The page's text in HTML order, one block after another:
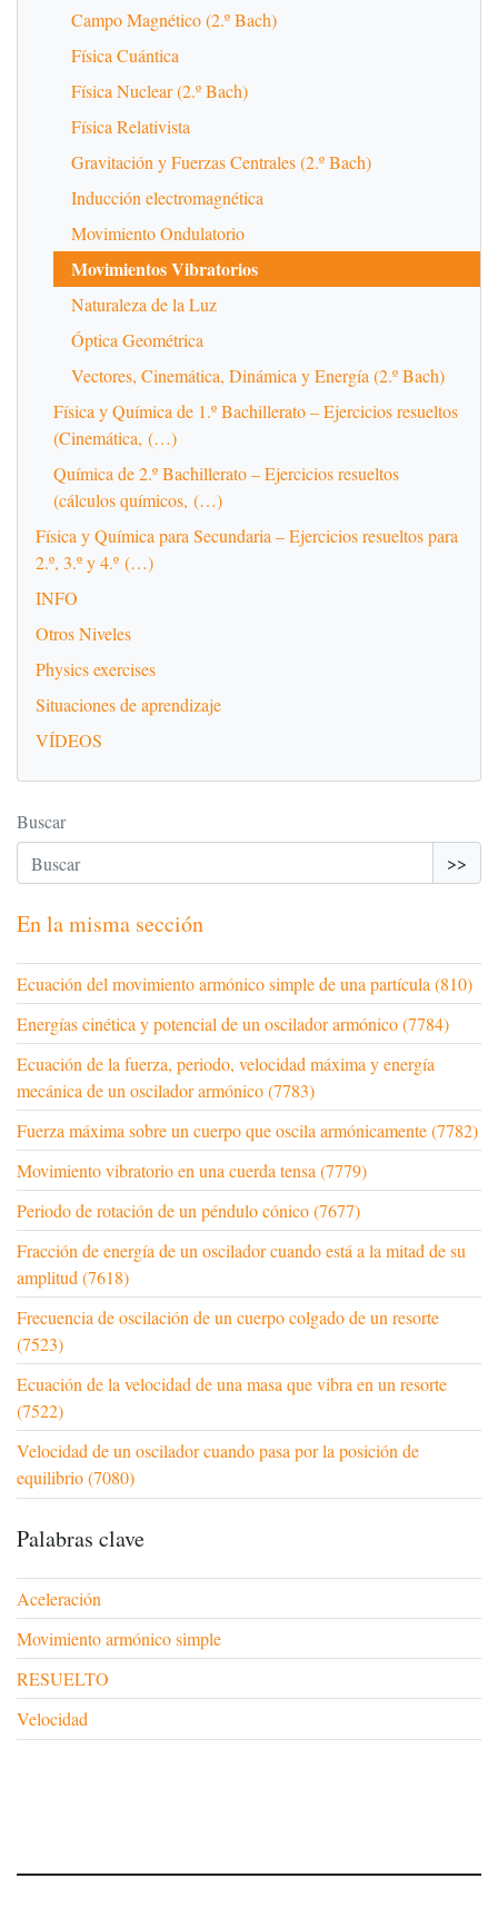
Campo Magnético (2.º Bach)
Física Cuántica
Física Nuclear (2.º Bach)
Física Relativista
Gravitación y Fuerzas Centrales (2.º Bach)
Inducción electromagnética
Movimiento Ondulatorio
Movimientos Vibratorios
Naturaleza de la Luz
Óptica Geométrica
Vectores, Cinemática, Dinámica y Energía (2.º Bach)
Física y Química de 1.º Bachillerato – Ejercicios resueltos
(Cinemática, (…)
Química de 2.º Bachillerato – Ejercicios resueltos
(cálculos químicos, (…)
Física y Química para Secundaria – Ejercicios resueltos para
2.º, 3.º y 4.º (…)
INFO
Otros Niveles
Physics exercises
Situaciones de aprendizaje
VÍDEOS
Buscar
>>
En la misma sección
Ecuación del movimiento armónico simple de una partícula (810)
Energías cinética y potencial de un oscilador armónico (7784)
Ecuación de la fuerza, periodo, velocidad máxima y energía
mecánica de un oscilador armónico (7783)
Fuerza máxima sobre un cuerpo que oscila armónicamente (7782)
Movimiento vibratorio en una cuerda tensa (7779)
Periodo de rotación de un péndulo cónico (7677)
Fracción de energía de un oscilador cuando está a la mitad de su
amplitud (7618)
Frecuencia de oscilación de un cuerpo colgado de un resorte
(7523)
Ecuación de la velocidad de una masa que vibra en un resorte
(7522)
Velocidad de un oscilador cuando pasa por la posición de
equilibrio (7080)
Palabras clave
Aceleración
Movimiento armónico simple
RESUELTO
Velocidad